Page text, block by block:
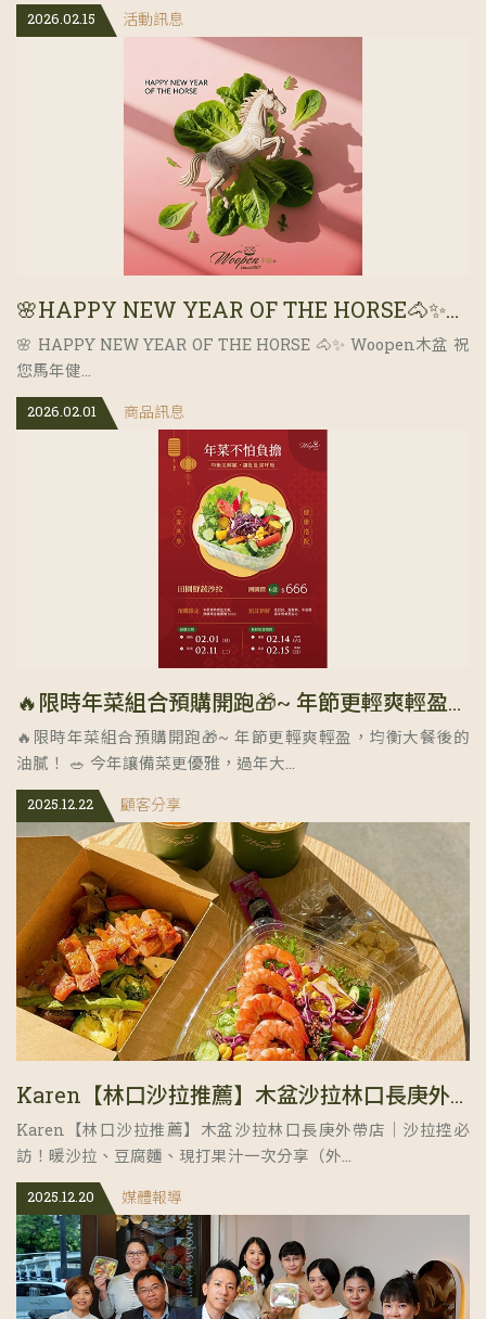
2026.02.15 活動訊息
🌸HAPPY NEW YEAR OF THE HORSE🐴✨祝您馬年健康躍進～
🌸 HAPPY NEW YEAR OF THE HORSE 🐴✨ Woopen木盆 祝
您馬年健...
2026.02.01 商品訊息
🔥限時年菜組合預購開跑🎁~ 年節更輕爽輕盈，均衡大餐後的油膩！
🔥限時年菜組合預購開跑🎁~ 年節更輕爽輕盈，均衡大餐後的
油膩！ 🥗 今年讓備菜更優雅，過年大...
2025.12.22 顧客分享
Karen【林口沙拉推薦】木盆沙拉林口長庚外帶店｜沙拉控必訪！暖沙拉、豆腐麵、現打果汁一次分享
Karen【林口沙拉推薦】木盆沙拉林口長庚外帶店｜沙拉控必
訪！暖沙拉、豆腐麵、現打果汁一次分享（外...
2025.12.20 媒體報導